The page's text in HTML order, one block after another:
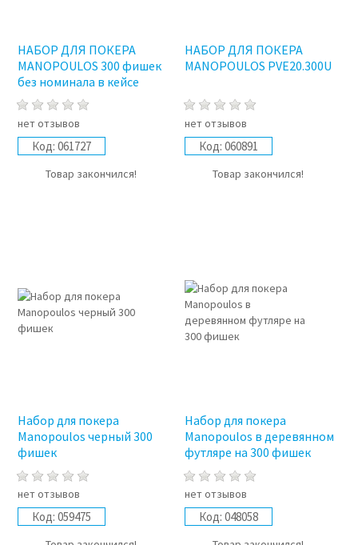
НАБОР ДЛЯ ПОКЕРА
MANOPOULOS 300 фишек
без номинала в кейсе
нет отзывов
Код: 061727
Товар закончился!
НАБОР ДЛЯ ПОКЕРА
MANOPOULOS PVE20.300U
нет отзывов
Код: 060891
Товар закончился!
Набор для покера
Manopoulos черный 300
фишек
нет отзывов
Код: 059475
Набор для покера
Manopoulos в деревянном
футляре на 300 фишек
нет отзывов
Код: 048058